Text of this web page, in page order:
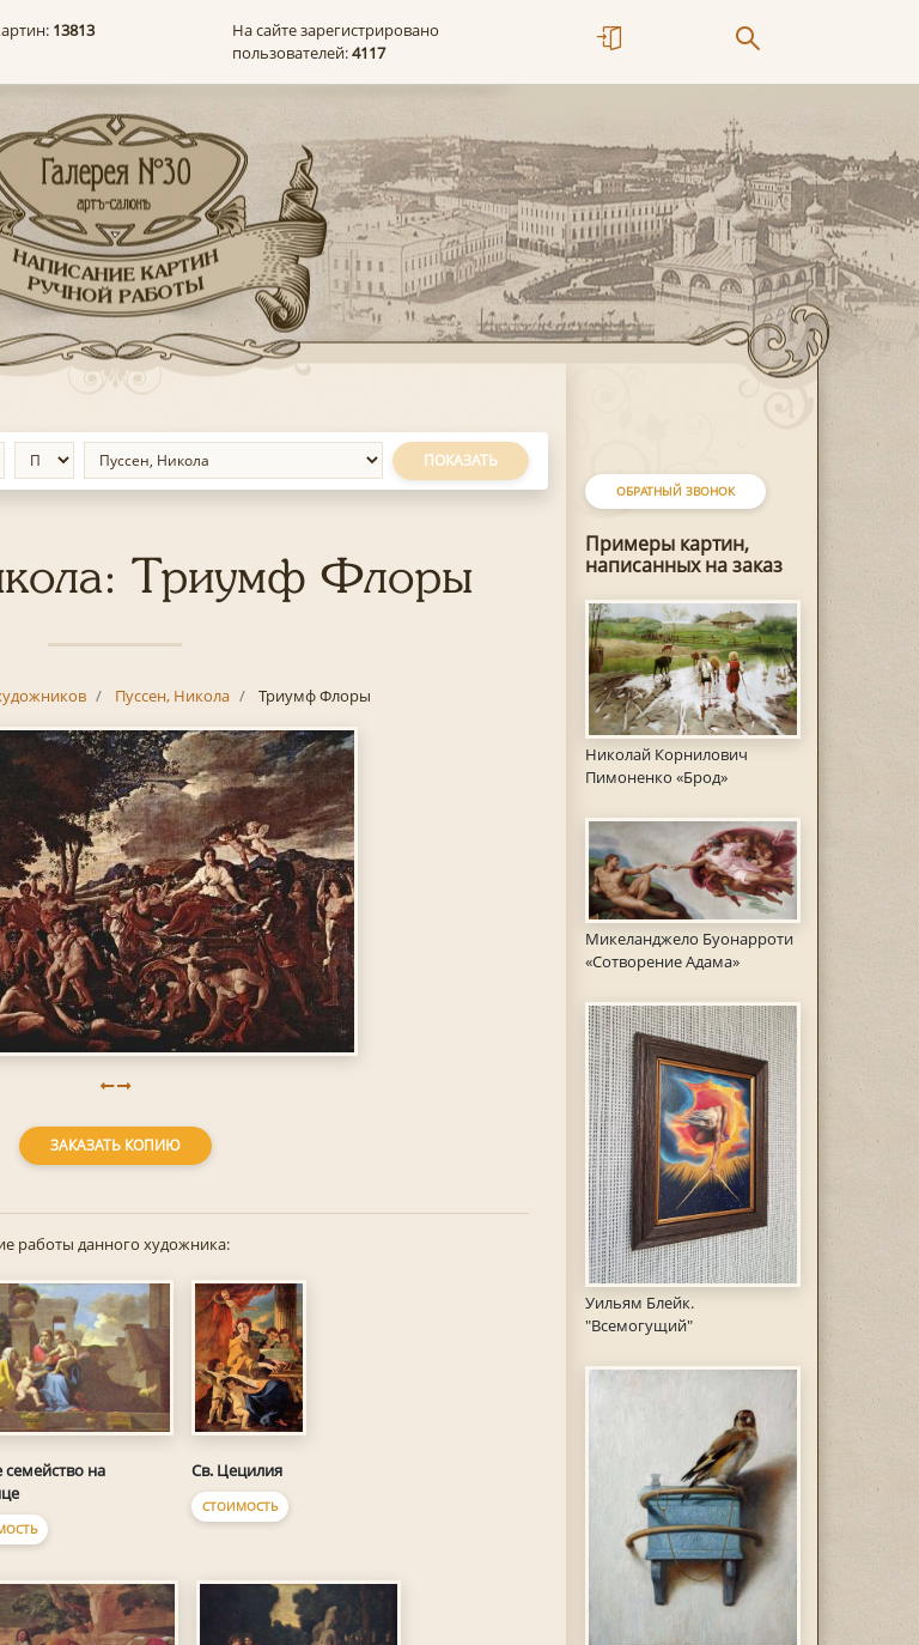
13813
На сайте зарегистрировано
пользователей:4117
ОБРАТНЫЙ ЗВОНОК
Примеры картин,
написанных на заказ
Николай Корнилович
Пимоненко «Брод»
Микеланджело Буонарроти
«Сотворение Адама»
Уильям Блейк.
"Всемогущий"
ПОКАЗАТЬ
Триумф Флоры
Пуссен, Никола Триумф Флоры
ЗАКАЗАТЬ КОПИЮ
работы данного художника:
семейство на
Св. Цецилия
СТОИМОСТЬ